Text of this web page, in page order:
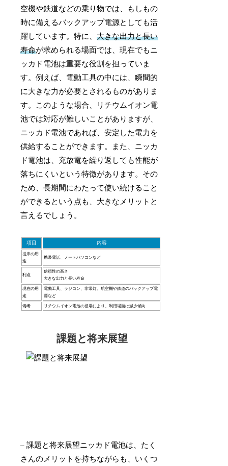
空機や鉄道などの乗り物では、もしもの
時に備えるバックアップ電源としても活
躍しています。特に、大きな出力と長い
寿命が求められる場面では、現在でもニ
ッカド電池は重要な役割を担っていま
す。例えば、電動工具の中には、瞬間的
に大きな力が必要とされるものがありま
す。このような場合、リチウムイオン電
池では対応が難しいことがありますが、
ニッカド電池であれば、安定した電力を
供給することができます。また、ニッカ
ド電池は、充放電を繰り返しても性能が
落ちにくいという特徴があります。その
ため、長期間にわたって使い続けること
ができるという点も、大きなメリットと
言えるでしょう。
項目 内容
従来の用
途
携帯電話、ノートパソコンなど
利点
信頼性の高さ
大きな出力と長い寿命
現在の用
途
電動工具、ラジコン、非常灯、航空機や鉄道のバックアップ電
源など
備考 リチウムイオン電池の登場により、利用場面は減少傾向
課題と将来展望
– 課題と将来展望ニッカド電池は、たく
さんのメリットを持ちながらも、いくつ